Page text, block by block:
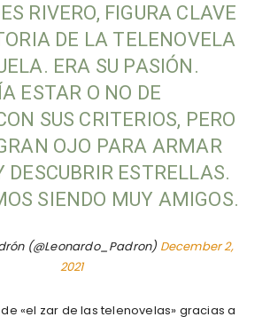
RIVERO, FIGURA CLAVE
DE LA TELENOVELA
ERA SU PASIÓN.
ESTAR O NO DE
SUS CRITERIOS, PERO
OJO PARA ARMAR
DESCUBRIR ESTRELLAS.
SIENDO MUY AMIGOS.
(@Leonardo_Padron) December 2,
2021
«el zar de las telenovelas» gracias a